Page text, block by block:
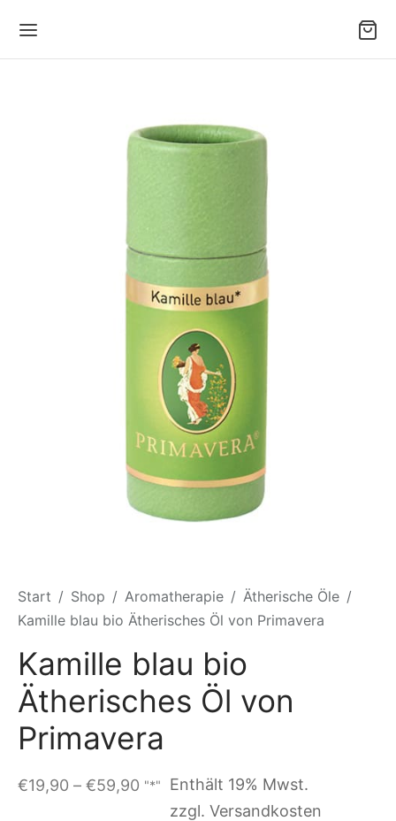
Start / Shop / Aromatherapie / Ätherische Öle /
Kamille blau bio Ätherisches Öl von Primavera
Kamille blau bio
Ätherisches Öl von
Primavera
€19,90 – €59,90 Preisspanne:
€19,90 bis
"*"
Enthält 19% Mwst.
zzgl. Versandkosten